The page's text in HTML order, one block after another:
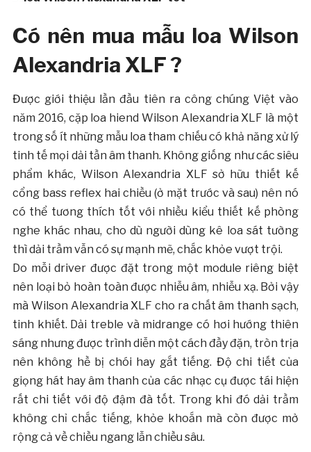
Có nên mua mẫu loa Wilson
Alexandria XLF ?
Được giới thiệu lần đầu tiên ra công chúng Việt vào
năm 2016, cặp loa hiend Wilson Alexandria XLF là một
trong số ít những mẫu loa tham chiếu có khả năng xử lý
tinh tế mọi dải tần âm thanh. Không giống như các siêu
phẩm khác, Wilson Alexandria XLF sở hữu thiết kế
cổng bass reflex hai chiều (ở mặt trước và sau) nên nó
có thể tương thích tốt với nhiều kiểu thiết kế phòng
nghe khác nhau, cho dù người dùng kê loa sát tường
thì dải trầm vẫn có sự mạnh mẽ, chắc khỏe vượt trội.
Do mỗi driver được đặt trong một module riêng biệt
nên loại bỏ hoàn toàn được nhiễu âm, nhiễu xạ. Bởi vậy
mà Wilson Alexandria XLF cho ra chất âm thanh sạch,
tinh khiết. Dải treble và midrange có hơi hướng thiên
sáng nhưng được trình diễn một cách đầy đặn, tròn trịa
nên không hề bị chói hay gắt tiếng. Độ chi tiết của
giọng hát hay âm thanh của các nhạc cụ được tái hiện
rất chi tiết với độ đậm đà tốt. Trong khi đó dải trầm
không chỉ chắc tiếng, khỏe khoắn mà còn được mở
rộng cả về chiều ngang lẫn chiều sâu.